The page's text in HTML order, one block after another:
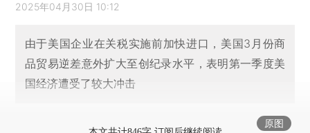
2025年04月30日 10:12
由于美国企业在关税实施前加快进口，美国3月份商
品贸易逆差意外扩大至创纪录水平，表明第一季度美
国经济遭受了较大冲击
原图